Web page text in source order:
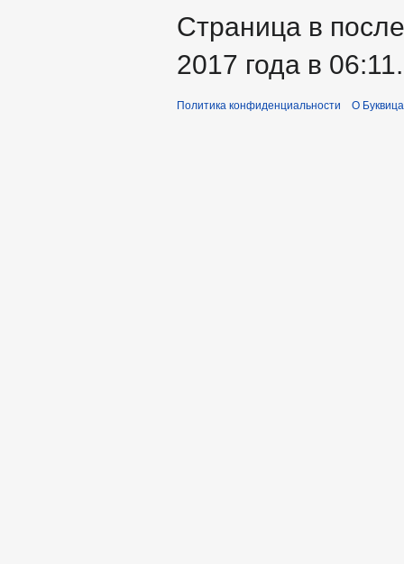
Страница в
2017 года в 06:11.
Политика конфиденциальности О Буквица